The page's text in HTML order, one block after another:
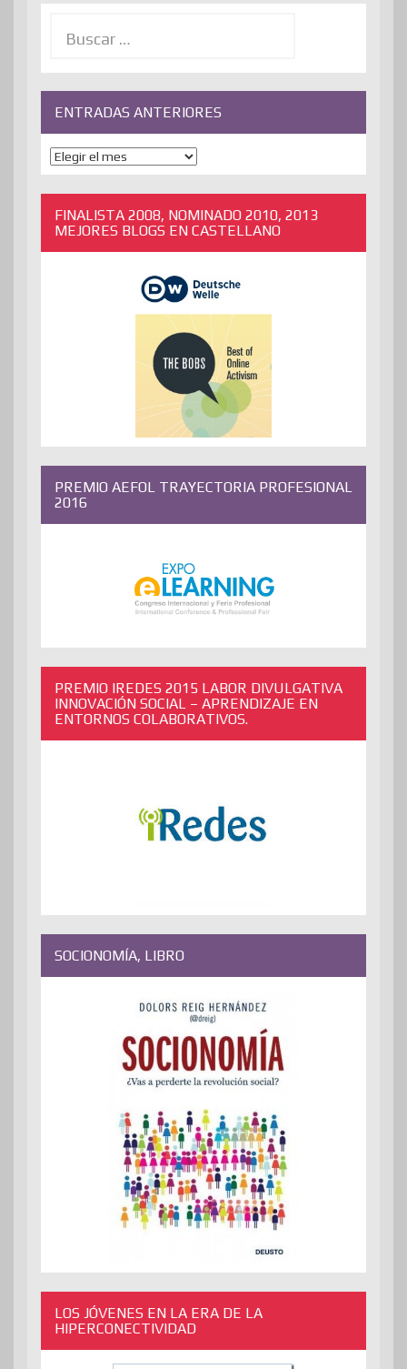
ENTRADAS ANTERIORES
ENTRADAS
ANTERIORES
FINALISTA 2008, NOMINADO 2010, 2013
MEJORES BLOGS EN CASTELLANO
PREMIO AEFOL TRAYECTORIA PROFESIONAL
2016
PREMIO IREDES 2015 LABOR DIVULGATIVA
INNOVACIÓN SOCIAL – APRENDIZAJE EN
ENTORNOS COLABORATIVOS.
SOCIONOMÍA, LIBRO
LOS JÓVENES EN LA ERA DE LA
HIPERCONECTIVIDAD